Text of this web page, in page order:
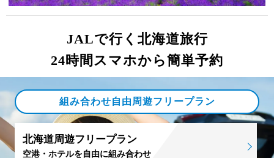
JALで行く北海道旅行
24時間スマホから簡単予約
組み合わせ自由周遊フリープラン
北海道周遊フリープラン
空港・ホテルを自由に組み合わせ